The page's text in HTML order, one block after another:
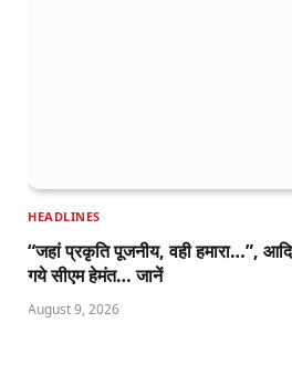
HEADLINES
“जहां प्रकृति पूजनीय, वही हमारा…”,
गये सीएम हेमंत… जानें
August 9, 2026